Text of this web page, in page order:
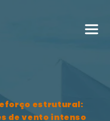
estrutural:
de vento intenso